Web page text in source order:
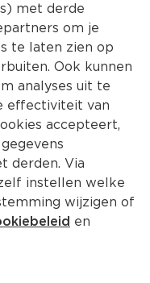
met derde
om je
te laten zien op
Ook kunnen
analyses uit te
effectiviteit van
accepteert,
derden. Via
instellen welke
wijzigen of
en